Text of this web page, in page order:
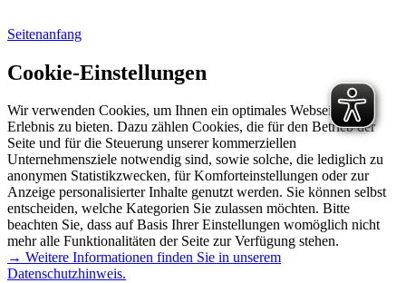
Seitenanfang
Cookie-Einstellungen
Wir verwenden Cookies, um Ihnen ein optimales Webseiten-
Erlebnis zu bieten. Dazu zählen Cookies, die für den Betrieb der
Seite und für die Steuerung unserer kommerziellen
Unternehmensziele notwendig sind, sowie solche, die lediglich zu
anonymen Statistikzwecken, für Komforteinstellungen oder zur
Anzeige personalisierter Inhalte genutzt werden. Sie können selbst
entscheiden, welche Kategorien Sie zulassen möchten. Bitte
beachten Sie, dass auf Basis Ihrer Einstellungen womöglich nicht
mehr alle Funktionalitäten der Seite zur Verfügung stehen.
→ Weitere Informationen finden Sie in unserem
Datenschutzhinweis.